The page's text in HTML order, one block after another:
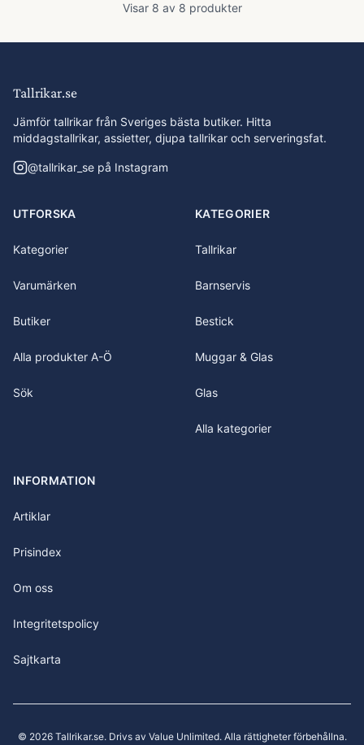
Visar 8 av 8 produkter
Tallrikar.se
Jämför tallrikar från Sveriges bästa butiker. Hitta
middagstallrikar, assietter, djupa tallrikar och serveringsfat.
@tallrikar_se på Instagram
UTFORSKA
Kategorier
Varumärken
Butiker
Alla produkter A-Ö
Sök
KATEGORIER
Tallrikar
Barnservis
Bestick
Muggar & Glas
Glas
Alla kategorier
INFORMATION
Artiklar
Prisindex
Om oss
Integritetspolicy
Sajtkarta
© 2026 Tallrikar.se. Drivs av Value Unlimited. Alla rättigheter förbehållna.